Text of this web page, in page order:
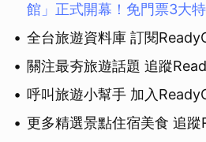
館」正式開幕！免門票3大
全台旅遊資料庫 訂閱
關注最夯旅遊話題 追蹤
呼叫旅遊小幫手 加入
更多精選景點住宿美食 追